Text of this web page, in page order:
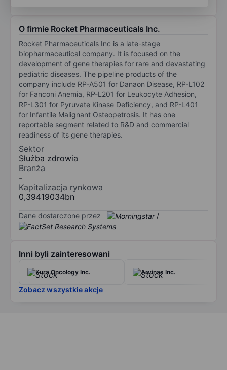
O firmie Rocket Pharmaceuticals Inc.
Rocket Pharmaceuticals Inc is a late-stage
biopharmaceutical company. It is focused on the
development of gene therapies for rare and devastating
pediatric diseases. The pipeline products of the
company include RP-A501 for Danaon Disease, RP-L102
for Fanconi Anemia, RP-L201 for Leukocyte Adhesion,
RP-L301 for Pyruvate Kinase Deficiency, and RP-L401
for Infantile Malignant Osteopetrosis. It has one
reportable segment related to R&D and commercial
readiness of its gene therapies.
Sektor
Służba zdrowia
Branża
-
Kapitalizacja rynkowa
0,39419034bn
Dane dostarczone przez /
Inni byli zainteresowani
Kura Oncology Inc. Arvinas Inc.
Zobacz wszystkie akcje